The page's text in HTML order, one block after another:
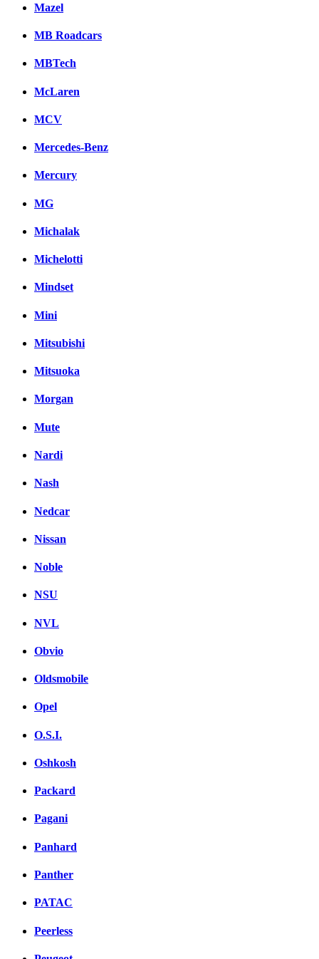
Mazel
MB Roadcars
MBTech
McLaren
MCV
Mercedes-Benz
Mercury
MG
Michalak
Michelotti
Mindset
Mini
Mitsubishi
Mitsuoka
Morgan
Mute
Nardi
Nash
Nedcar
Nissan
Noble
NSU
NVL
Obvio
Oldsmobile
Opel
O.S.I.
Oshkosh
Packard
Pagani
Panhard
Panther
PATAC
Peerless